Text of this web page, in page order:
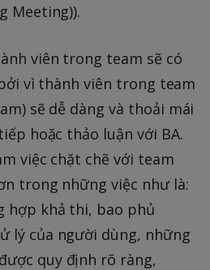
Meeting)).
viên trong team sẽ có
vì thành viên trong team
sẽ dễ dàng và thoải mái
hoặc thảo luận với BA.
việc chặt chẽ với team
trong những việc như là:
hợp khả thi, bao phủ
lý của người dùng, những
quy định rõ ràng,